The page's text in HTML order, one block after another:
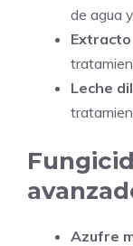
de agua
Leche
Azufre